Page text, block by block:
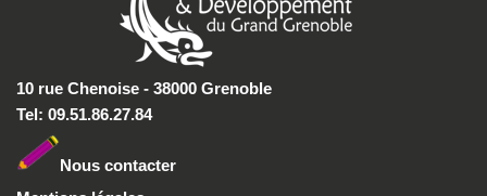
10 rue Chenoise - 38000 Grenoble
Tel: 09.51.86.27.84
Nous contacter